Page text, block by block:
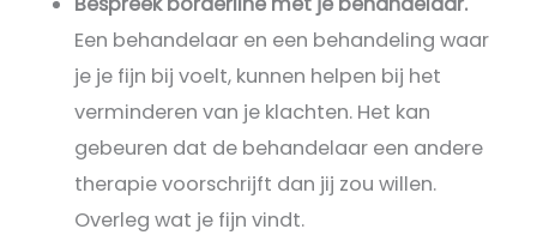
Een behandelaar en een behandeling waar
je je fijn bij voelt, kunnen helpen bij het
verminderen van je klachten. Het kan
gebeuren dat de behandelaar een andere
therapie voorschrijft dan jij zou willen.
Overleg wat je fijn vindt.